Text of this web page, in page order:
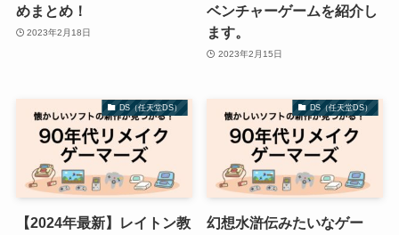
めまとめ！
2023年2月18日
ベンチャーゲームを紹介し
ます。
2023年2月15日
DS（任天堂DS）
【2024年最新】レイトン教
DS（任天堂DS）
幻想水滸伝みたいなゲー